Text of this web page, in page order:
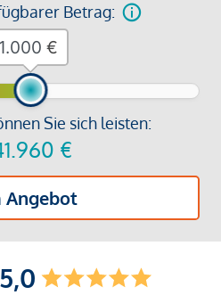
Betrag:
Sie sich leisten:
€
Angebot
€
5,0